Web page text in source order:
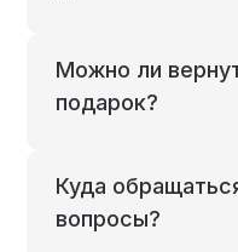
Можно ли
подарок?
Куда
вопросы?